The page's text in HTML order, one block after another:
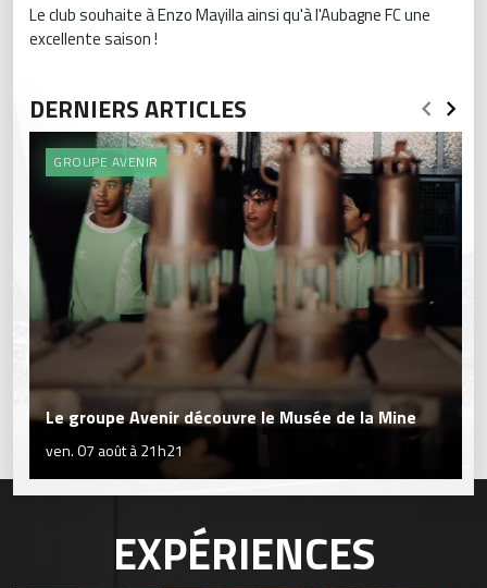
Le club souhaite à Enzo Mayilla ainsi qu'à l'Aubagne FC une
excellente saison !
DERNIERS ARTICLES
GROUPE AVENIR
Le groupe Avenir découvre le Musée de la Mine
ven. 07 août à 21h21
EXPÉRIENCES